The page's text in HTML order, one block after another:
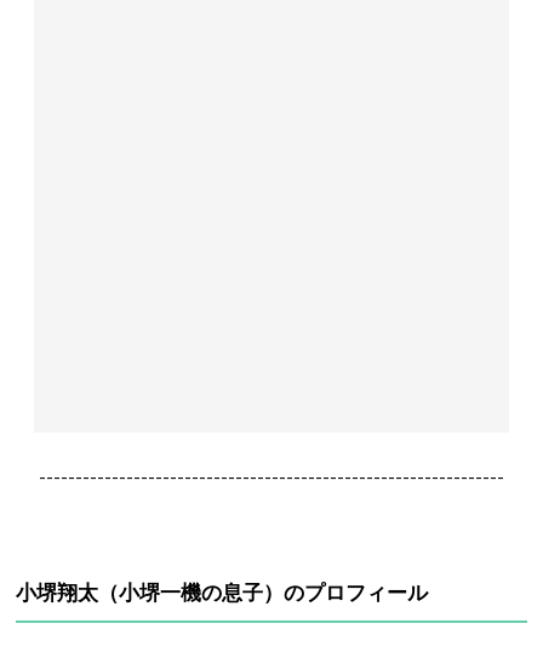
----------------------------------------------------------------
小堺翔太（小堺一機の息子）のプロフィール